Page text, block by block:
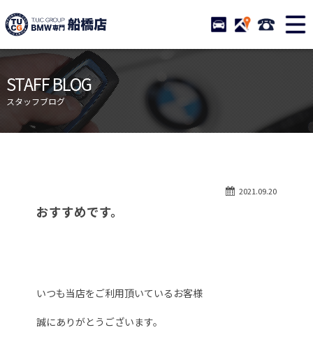
TUCグループ BMW専門 船
STOCK ACCESS 047-
ニュース
在庫リスト
目玉車両一覧
店舗紹介
保証＆サービス
アクセスマップ
自動車保険
STAFF BLOG
スタッフブログ
2021.09.20
おすすめです。
いつも当店をご利用頂いているお客様
誠にありがとうございます。